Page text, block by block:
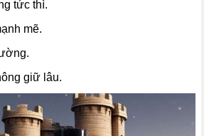
tức thì.
mẽ.
giữ lâu.